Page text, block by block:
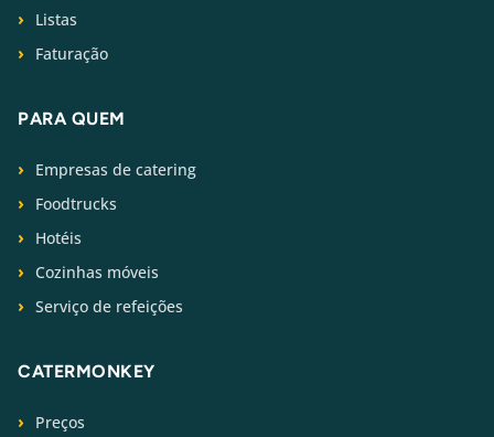
Listas
Faturação
PARA QUEM
Empresas de catering
Foodtrucks
Hotéis
Cozinhas móveis
Serviço de refeições
CATERMONKEY
Preços